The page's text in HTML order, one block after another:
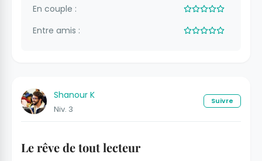
En couple :
Entre amis :
Shanour K
Niv. 3
Suivre
Le rêve de tout lecteur